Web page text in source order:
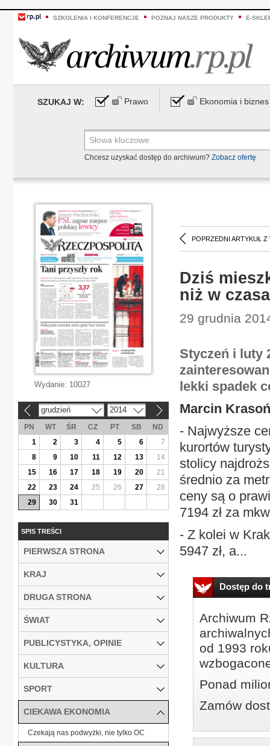
SZKOLENIA I KONFERENCJE POZNAJ NASZE PRODUKTY E-
SZUKAJ W: Prawo Ekonomia i biznes
Chcesz uzyskać dostęp do archiwum? Zobacz ofertę
POPRZEDNI ARTYKUŁ Z
Dziś
niż w
29 grudnia
Styczeń i luty
lekki spadek
Marcin
- Najwyższe
kurortów
stolicy
średnio za
ceny są o
7194 zł za
- Z kolei w
5947 zł, a...
Dostęp do
Archiwum
od 1993
Ponad
Zamów
Wydanie: 10027
grudzień 2014
PN WT ŚR CZ PT SB
ND
1
2 3 4 5 6
7
8
9 10 11 12 13
14
15
16 17 18 19 20
21
22
23 24 25 26 27
28
29
30 31
SPIS TREŚCI
PIERWSZA STRONA
KRAJ
DRUGA STRONA
ŚWIAT
PUBLICYSTYKA, OPINIE
KULTURA
SPORT
CIEKAWA EKONOMIA
Czekają nas podwyżki, nie tylko OC